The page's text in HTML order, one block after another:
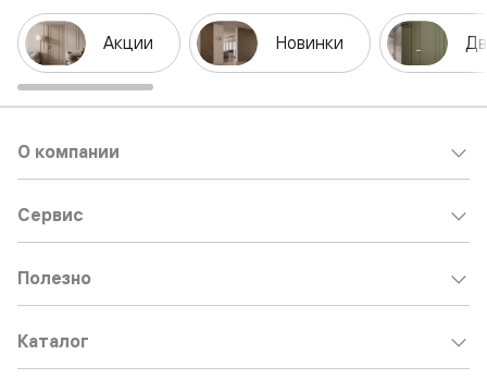
Акции Новинки
О компании
Сервис
Полезно
Каталог